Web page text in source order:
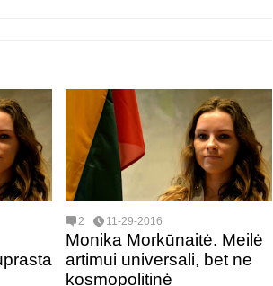
2 11-29-2016
Monika Morkūnaitė. Meilė
artimui universali, bet ne
kosmopolitinė